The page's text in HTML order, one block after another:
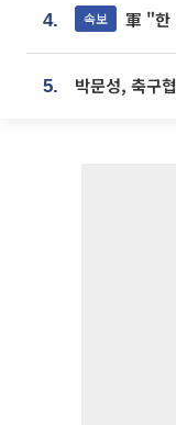
4. 속보 軍 "한ㆍ
5.